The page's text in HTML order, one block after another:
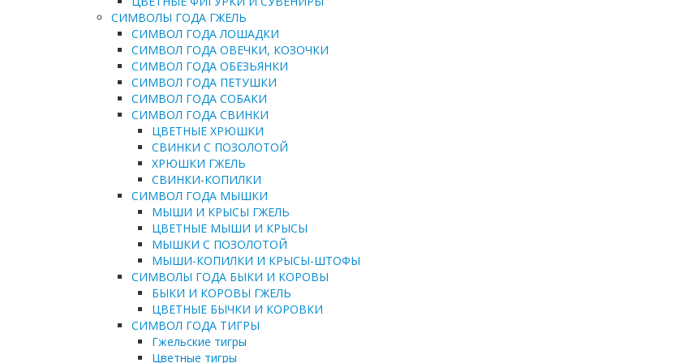
СИМВОЛЫ ГОДА ГЖЕЛЬ
СИМВОЛ ГОДА ЛОШАДКИ
СИМВОЛ ГОДА ОВЕЧКИ, КОЗОЧКИ
СИМВОЛ ГОДА ОБЕЗЬЯНКИ
СИМВОЛ ГОДА ПЕТУШКИ
СИМВОЛ ГОДА СОБАКИ
СИМВОЛ ГОДА СВИНКИ
ЦВЕТНЫЕ ХРЮШКИ
СВИНКИ С ПОЗОЛОТОЙ
ХРЮШКИ ГЖЕЛЬ
СВИНКИ-КОПИЛКИ
СИМВОЛ ГОДА МЫШКИ
МЫШИ И КРЫСЫ ГЖЕЛЬ
ЦВЕТНЫЕ МЫШИ И КРЫСЫ
МЫШКИ С ПОЗОЛОТОЙ
МЫШИ-КОПИЛКИ И КРЫСЫ-ШТОФЫ
СИМВОЛЫ ГОДА БЫКИ И КОРОВЫ
БЫКИ И КОРОВЫ ГЖЕЛЬ
ЦВЕТНЫЕ БЫЧКИ И КОРОВКИ
СИМВОЛ ГОДА ТИГРЫ
Гжельские тигры
Цветные тигры